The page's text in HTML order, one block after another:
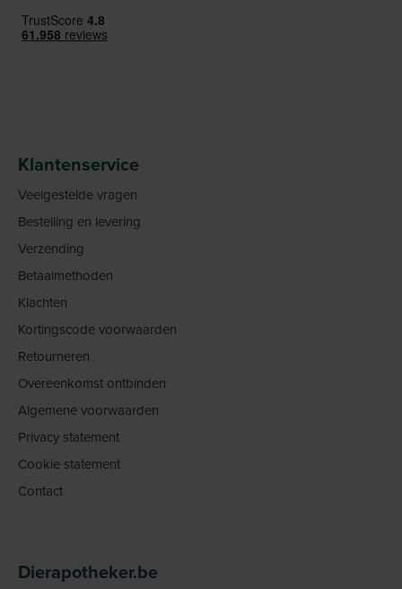
Klantenservice
Veelgestelde vragen
Bestelling en levering
Verzending
Betaalmethoden
Klachten
Kortingscode voorwaarden
Retourneren
Overeenkomst ontbinden
Algemene voorwaarden
Privacy statement
Cookie statement
Contact
Dierapotheker.be